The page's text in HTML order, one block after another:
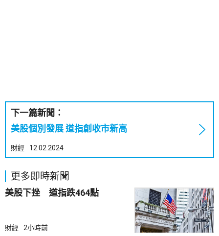
下一篇新聞：
美股個別發展 道指創收市新高
財經 12.02.2024
更多即時新聞
美股下挫 道指跌464點
財經 2小時前